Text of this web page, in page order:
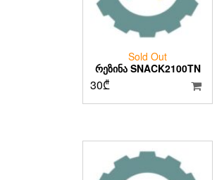
Sold Out
ᲠᲔᲖᲘᲜᲐ SNACK2100TN
30₾